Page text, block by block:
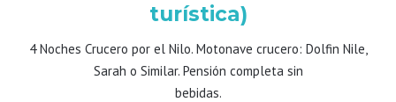
turística)
4 Noches Crucero por el Nilo. Motonave crucero: Dolfin Nile,
Sarah o Similar. Pensión completa sin
bebidas.